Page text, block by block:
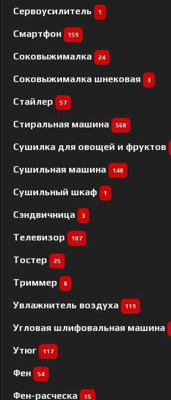
Сервоусилитель 1
Смартфон 159
Соковыжималка 24
Соковыжималка шнековая 3
Стайлер 57
Стиральная машина 568
Сушилка для овощей и фруктов
Сушильная машина 148
Сушильный шкаф 1
Сэндвичница 3
Телевизор 107
Тостер 25
Триммер 8
Увлажнитель воздуха 119
Угловая шлифовальная машина
Утюг 117
Фен 54
Фен-расческа 15